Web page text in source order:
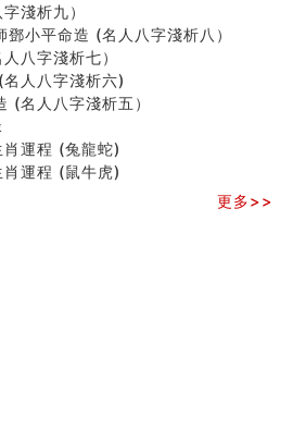
还命中有未尽的缘分？
八字淺析七）
候能够遇到姻缘结婚？
下)
法【四柱技巧】
运(一)
風水擺設？門中門風水解方？
有哪些？五行属水的汉字大全
？手指长短能看出什么？
風水十大禁忌
淺析九）
小平命造 (名人八字淺析八）
八字淺析七）
人八字淺析六)
(名人八字淺析五）
運程 (兔龍蛇)
運程 (鼠牛虎)
更多>>